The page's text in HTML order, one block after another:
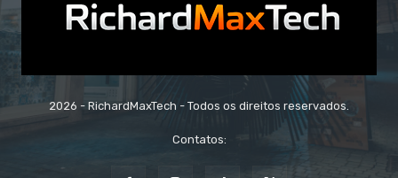
2026 - RichardMaxTech - Todos os direitos reservados.
Contatos: